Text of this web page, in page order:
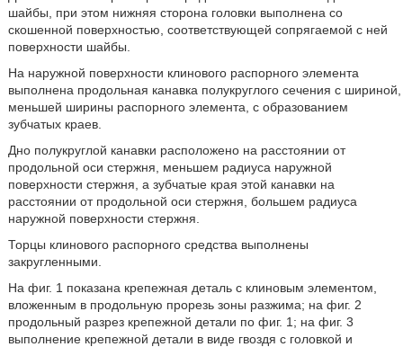
шайбы, при этом нижняя сторона головки выполнена со
скошенной поверхностью, соответствующей сопрягаемой с ней
поверхности шайбы.
На наружной поверхности клинового распорного элемента
выполнена продольная канавка полукруглого сечения с шириной,
меньшей ширины распорного элемента, с образованием
зубчатых краев.
Дно полукруглой канавки расположено на расстоянии от
продольной оси стержня, меньшем радиуса наружной
поверхности стержня, а зубчатые края этой канавки на
расстоянии от продольной оси стержня, большем радиуса
наружной поверхности стержня.
Торцы клинового распорного средства выполнены
закругленными.
На фиг. 1 показана крепежная деталь с клиновым элементом,
вложенным в продольную прорезь зоны разжима; на фиг. 2
продольный разрез крепежной детали по фиг. 1; на фиг. 3
выполнение крепежной детали в виде гвоздя с головкой и